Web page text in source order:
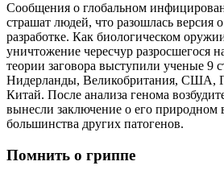
Сообщения о глобальном
страшат людей, что разошлась версия
разработке. Как биологическом
уничтожение чересчур разросшегося
теории заговора выступили ученые 9
Нидерланды, Великобритания, США,
Китай. После анализа генома
вынесли заключение о его природном
большинства других патогенов.
Помнить о гриппе